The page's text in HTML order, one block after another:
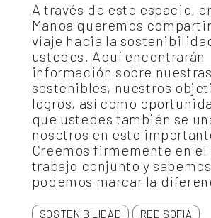
A través de este espacio,
Manoa queremos
viaje hacia la
ustedes. Aquí encontrarán
información sobre
sostenibles, nuestros
logros, así como
que ustedes también se
nosotros en este
Creemos firmemente en el
trabajo conjunto y
podemos marcar la
SOSTENIBILIDAD
RED SOFIA